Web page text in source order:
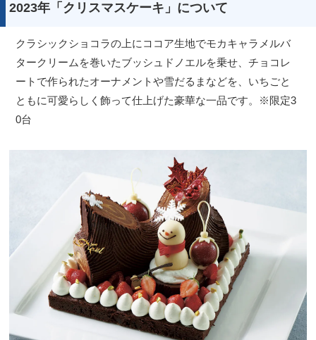
2023年「クリスマスケーキ」について
クラシックショコラの上にココア生地でモカキャラメルバ
タークリームを巻いたブッシュドノエルを乗せ、チョコレ
ートで作られたオーナメントや雪だるまなどを、いちごと
ともに可愛らしく飾って仕上げた豪華な一品です。※限定3
0台